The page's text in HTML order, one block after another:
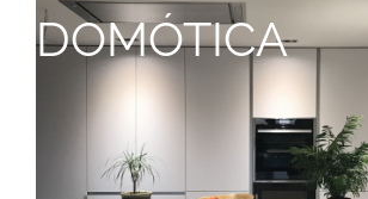
DOMÓTICA